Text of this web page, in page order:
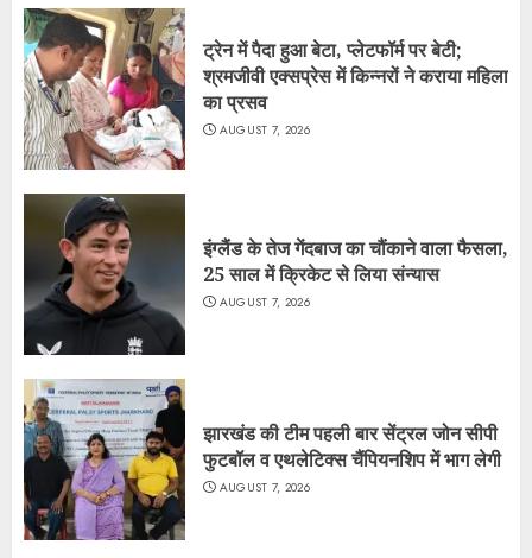
ट्रेन में पैदा हुआ बेटा, प्लेटफॉर्म पर बेटी;
श्रमजीवी एक्सप्रेस में किन्नरों ने कराया महिला
का प्रसव
AUGUST 7, 2026
इंग्लैंड के तेज गेंदबाज का चौंकाने वाला फैसला,
25 साल में क्रिकेट से लिया संन्यास
AUGUST 7, 2026
झारखंड की टीम पहली बार सेंट्रल जोन सीपी
फुटबॉल व एथलेटिक्स चैंपियनशिप में भाग लेगी
AUGUST 7, 2026